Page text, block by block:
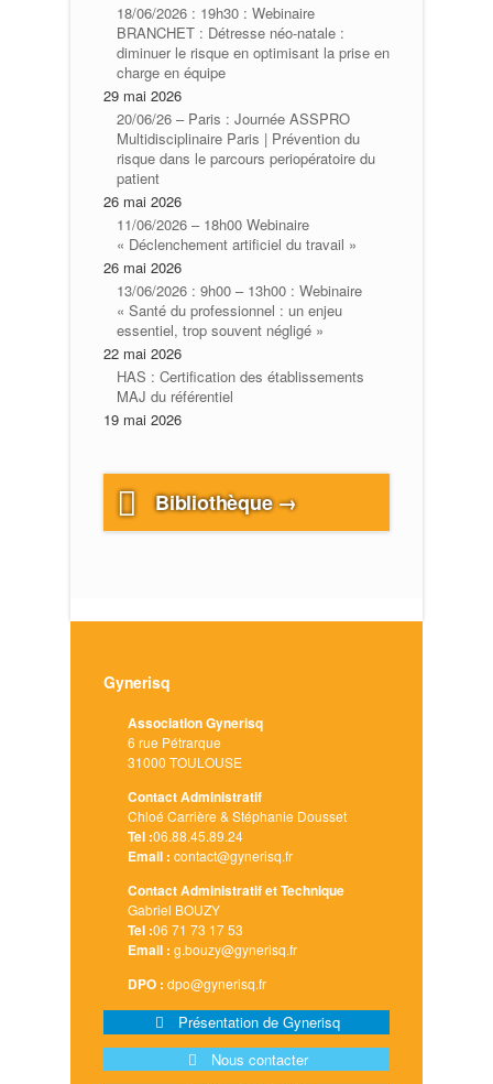
18/06/2026 : 19h30 : Webinaire
BRANCHET : Détresse néo-natale :
diminuer le risque en optimisant la prise en
charge en équipe
29 mai 2026
20/06/26 – Paris : Journée ASSPRO
Multidisciplinaire Paris | Prévention du
risque dans le parcours periopératoire du
patient
26 mai 2026
11/06/2026 – 18h00 Webinaire
« Déclenchement artificiel du travail »
26 mai 2026
13/06/2026 : 9h00 – 13h00 : Webinaire
« Santé du professionnel : un enjeu
essentiel, trop souvent négligé »
22 mai 2026
HAS : Certification des établissements
MAJ du référentiel
19 mai 2026
Bibliothèque →
Gynerisq
Association Gynerisq
6 rue Pétrarque
31000 TOULOUSE
Contact Administratif
Chloé Carrière & Stéphanie Dousset
Tel :06.88.45.89.24
Email : contact@gynerisq.fr
Contact Administratif et Technique
Gabriel BOUZY
Tel :06 71 73 17 53
Email : g.bouzy@gynerisq.fr
DPO : dpo@gynerisq.fr
Présentation de Gynerisq
Nous contacter